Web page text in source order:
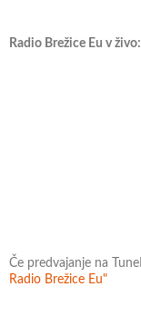
Radio Brežice Eu v živo:
Če predvajanje na
Radio Brežice Eu"